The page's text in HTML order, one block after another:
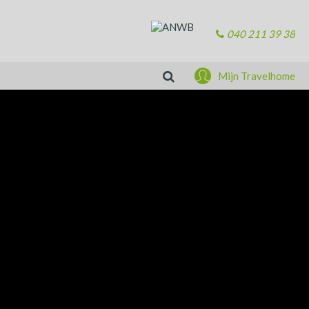
040 211 39 38
Zoeken Mijn Travelhome